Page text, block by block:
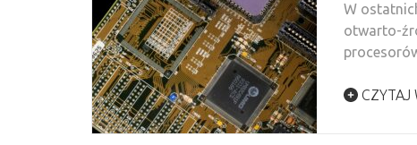
W
otwarto-
CZYTAJ